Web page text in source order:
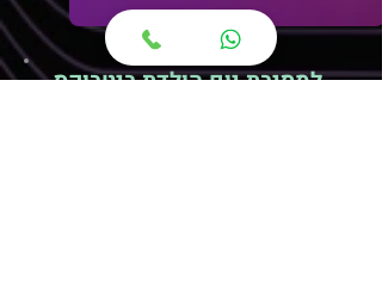
למסיבת יום הולדת ביטבוקס